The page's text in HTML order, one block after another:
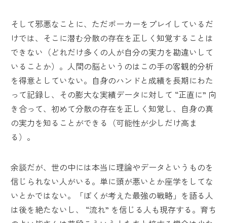
そして邪悪なことに、ただポーカーをプレイしているだ
けでは、そこに潜む分散の存在を正しく知覚することは
できない（どれだけ多くの人が自分の実力を勘違いして
いることか）。人間の脳というのはこの手の客観的分析
を得意としていない。自身のハンドと成績を長期にわた
って記録し、その膨大な実績データに対して “正直に” 向
き合って、初めて分散の存在を正しく知覚し、自身の真
の実力を知ることができる（可能性が少しだけ高ま
る）。
余談だが、世の中には本当に理論やデータというものを
信じられない人がいる。単に頭が悪いとか座学をしてな
いとかではない。「ぼくが考えた最強の戦略」を語る人
は後を絶たないし、 “流れ” を信じる人も現存する。育ち